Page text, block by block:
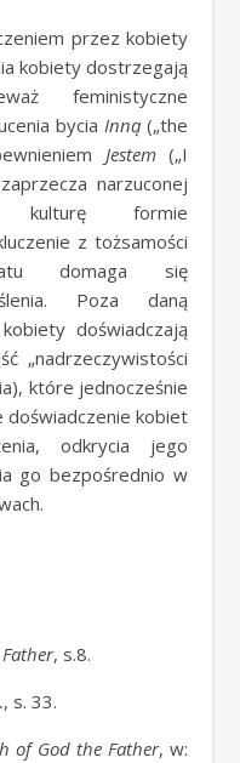
przez kobiety
kobiety dostrzegają
feministyczne
bycia Inną(„the
Jestem(„I
narzuconej
kulturę formie
z tożsamości
domaga się
Poza daną
doświadczają
„nadrzeczywistości
które jednocześnie
doświadczenie kobiet
odkrycia jego
go bezpośrednio w
, s.8.
, s. 33.
of God the Father, w: